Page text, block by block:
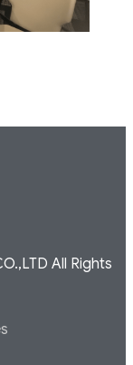
All Rights